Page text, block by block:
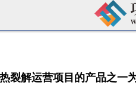
裂解运营项目的产品之一